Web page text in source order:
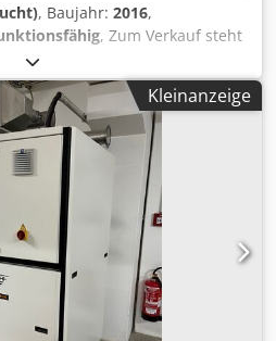
, Baujahr: 2016,
, Zum Verkauf steht
classic CNC-Bohr- und
aus dem Hause Felder. Die
für die rationelle
Möbelelementen. Sie
und Dübelbearbeitungen
Tischlereien und
die kompakte Bauweise
Steuerung eignet sich das
für die wirtschaftliche
Die Maschine befindet sich
Zustand und kann nach
Strom besichtigt und getestet
Fabrikat: Format4 (Felder
Kleinanzeige